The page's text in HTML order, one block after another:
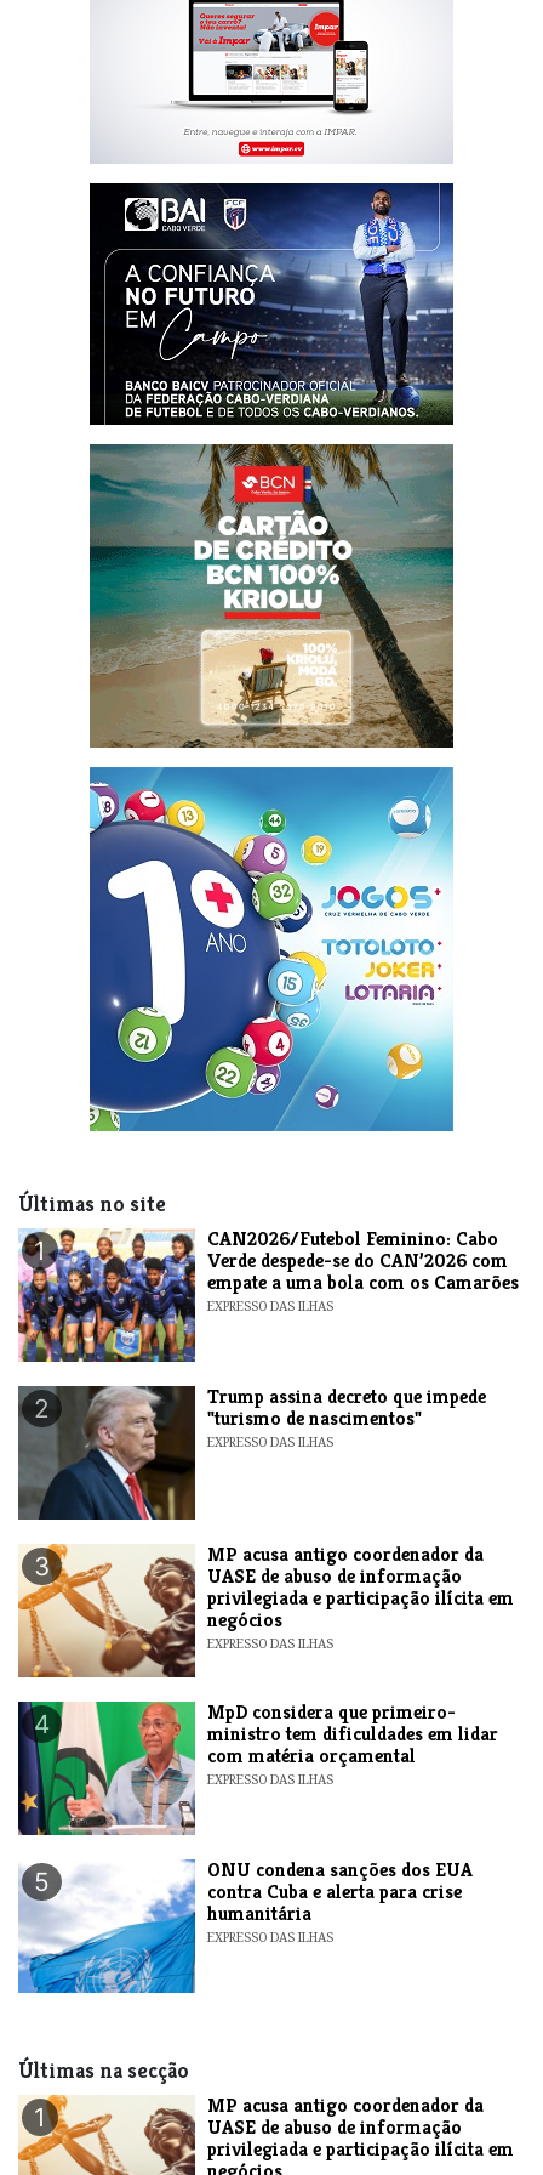
Últimas no site
1
CAN2026/Futebol Feminino: Cabo
Verde despede-se do CAN’2026 com
empate a uma bola com os Camarões
EXPRESSO DAS ILHAS
2
Trump assina decreto que impede
"turismo de nascimentos"
EXPRESSO DAS ILHAS
3
MP acusa antigo coordenador da
UASE de abuso de informação
privilegiada e participação ilícita em
negócios
EXPRESSO DAS ILHAS
4
MpD considera que primeiro-
ministro tem dificuldades em lidar
com matéria orçamental
EXPRESSO DAS ILHAS
5
ONU condena sanções dos EUA
contra Cuba e alerta para crise
humanitária
EXPRESSO DAS ILHAS
Últimas na secção
1
MP acusa antigo coordenador da
UASE de abuso de informação
privilegiada e participação ilícita em